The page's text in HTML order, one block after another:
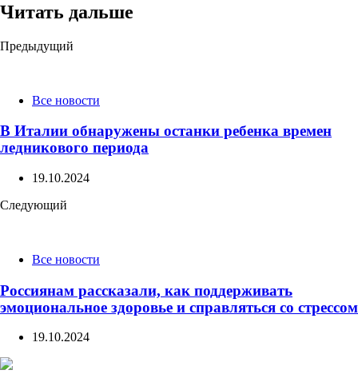
Читать дальше
Post
Предыдущий
Все новости
В Италии обнаружены останки ребенка времен
ледникового периода
19.10.2024
Следующий
Все новости
Россиянам рассказали, как поддерживать
эмоциональное здоровье и справляться со стрессом
19.10.2024